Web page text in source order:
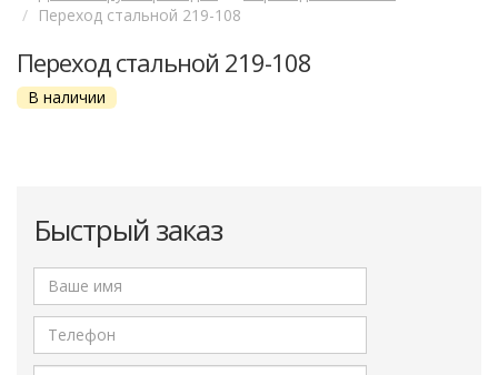
Переход стальной 219-108
Переход стальной 219-108
В наличии
Быстрый заказ